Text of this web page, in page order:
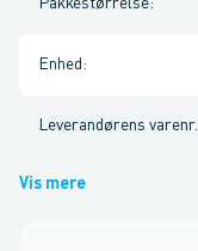
Pakkestørrelse:
Enhed :
Leverandørens varenr.
Vis mere